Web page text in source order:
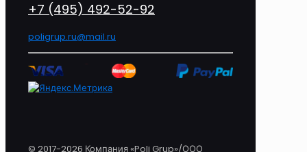
+7 (495) 492-52-92
poligrup.ru@mail.ru
© 2017-2026 Компания «Poli Grup»/ООО